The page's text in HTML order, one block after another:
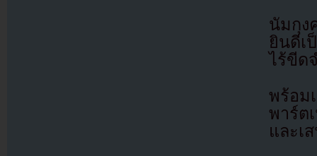
นัมกุง
ยินดีเ
ไร้ขีด
พร้อม
พาร์ต
และเ